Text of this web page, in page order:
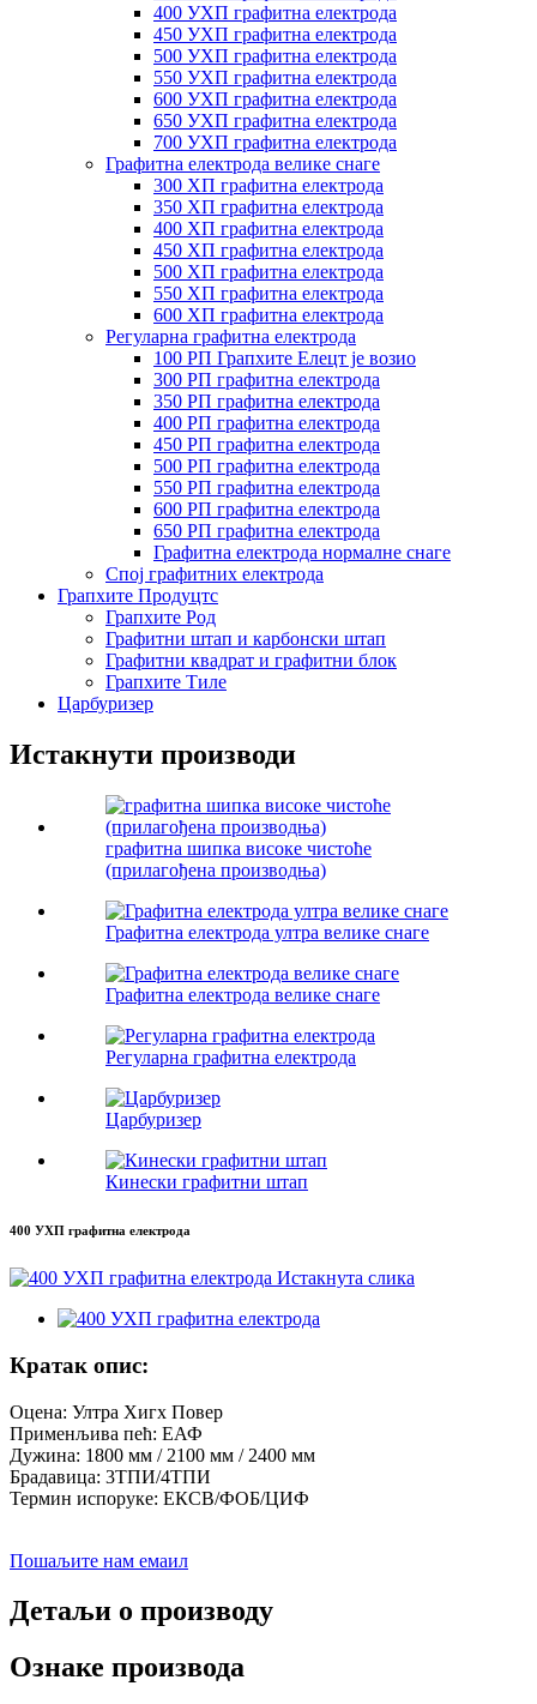
400 УХП графитна електрода
450 УХП графитна електрода
500 УХП графитна електрода
550 УХП графитна електрода
600 УХП графитна електрода
650 УХП графитна електрода
700 УХП графитна електрода
Графитна електрода велике снаге
300 ХП графитна електрода
350 ХП графитна електрода
400 ХП графитна електрода
450 ХП графитна електрода
500 ХП графитна електрода
550 ХП графитна електрода
600 ХП графитна електрода
Регуларна графитна електрода
100 РП Грапхите Елецт је возио
300 РП графитна електрода
350 РП графитна електрода
400 РП графитна електрода
450 РП графитна електрода
500 РП графитна електрода
550 РП графитна електрода
600 РП графитна електрода
650 РП графитна електрода
Графитна електрода нормалне снаге
Спој графитних електрода
Грапхите Продуцтс
Грапхите Род
Графитни штап и карбонски штап
Графитни квадрат и графитни блок
Грапхите Тиле
Царбуризер
Истакнути производи
графитна шипка високе чистоће
(прилагођена производња)
Графитна електрода ултра велике снаге
Графитна електрода велике снаге
Регуларна графитна електрода
Царбуризер
Кинески графитни штап
400 УХП графитна електрода
Кратак опис:
Оцена: Ултра Хигх Повер
Применљива пећ: ЕАФ
Дужина: 1800 мм / 2100 мм / 2400 мм
Брадавица: 3ТПИ/4ТПИ
Термин испоруке: ЕКСВ/ФОБ/ЦИФ
Пошаљите нам емаил
Детаљи о производу
Ознаке производа